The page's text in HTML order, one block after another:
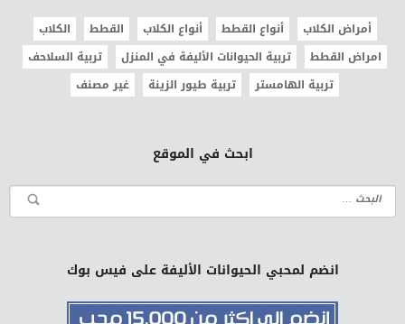
أمراض الكلاب أنواع القطط أنواع الكلاب القطط
الكلاب
امراض القطط
تربية الحيوانات الأليفة في المنزل
تربية السلاحف
تربية الهامستر
تربية طيور الزينة غير مصنف
ابحث في الموقع
انضم لمحبي الحيوانات الأليفة على فيس بوك